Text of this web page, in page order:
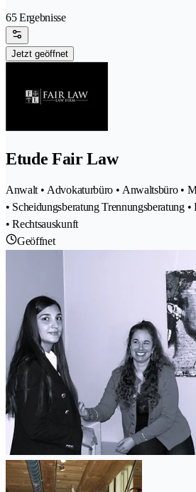
65 Ergebnisse
Jetzt geöffnet
Etude Fair Law
Anwalt • Advokaturbüro • Anwaltsbüro •
• Scheidungsberatung Trennungsberatung •
• Rechtsauskunft
Geöffnet